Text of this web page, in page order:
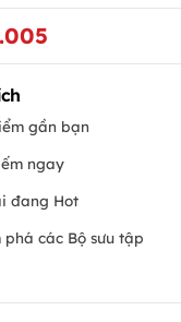
gần bạn
ngay
đang Hot
phá các Bộ sưu tập